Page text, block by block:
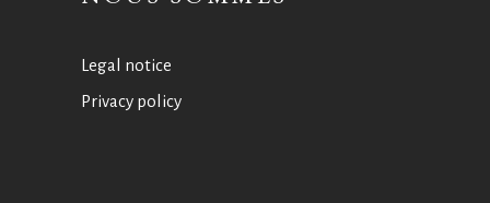
Legal notice
Privacy policy